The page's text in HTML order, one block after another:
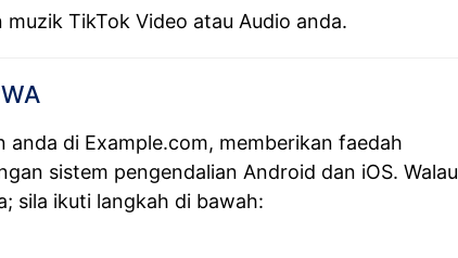
TikTok Video atau Audio anda.
anda di Example.com, memberikan faedah
sistem pengendalian Android dan iOS. Walau
sila ikuti langkah di bawah: